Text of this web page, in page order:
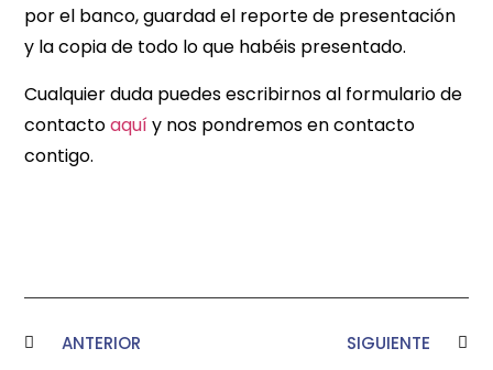
por el banco, guardad el reporte de presentación
y la copia de todo lo que habéis presentado.
Cualquier duda puedes escribirnos al formulario de
contactoaquíy nos pondremos en contacto
contigo.
ANTERIOR SIGUIENTE